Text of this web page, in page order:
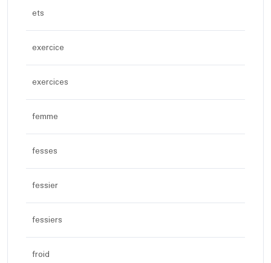
ets
exercice
exercices
femme
fesses
fessier
fessiers
froid